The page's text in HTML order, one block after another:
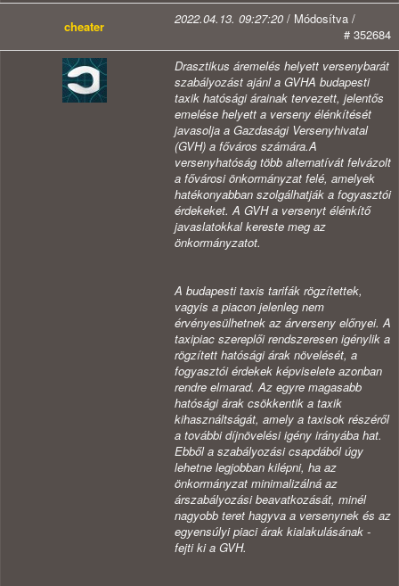
cheater 2022.04.13. 09:27:20 / Módosítva /
# 352684
Drasztikus áremelés helyett versenybarát
szabályozást ajánl a GVHA budapesti
taxik hatósági árainak tervezett, jelentős
emelése helyett a verseny élénkítését
javasolja a Gazdasági Versenyhivatal
(GVH) a főváros számára.A
versenyhatóság több alternatívát felvázolt
a fővárosi önkormányzat felé, amelyek
hatékonyabban szolgálhatják a fogyasztói
érdekeket. A GVH a versenyt élénkítő
javaslatokkal kereste meg az
önkormányzatot.
A budapesti taxis tarifák rögzítettek,
vagyis a piacon jelenleg nem
érvényesülhetnek az árverseny előnyei. A
taxipiac szereplői rendszeresen igénylik a
rögzített hatósági árak növelését, a
fogyasztói érdekek képviselete azonban
rendre elmarad. Az egyre magasabb
hatósági árak csökkentik a taxik
kihasználtságát, amely a taxisok részéről
a további díjnövelési igény irányába hat.
Ebből a szabályozási csapdából úgy
lehetne legjobban kilépni, ha az
önkormányzat minimalizálná az
árszabályozási beavatkozását, minél
nagyobb teret hagyva a versenynek és az
egyensúlyi piaci árak kialakulásának -
fejti ki a GVH.